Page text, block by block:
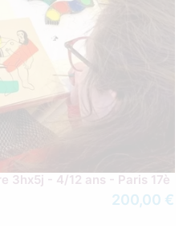
3hx5j - 4/12 ans - Paris 17è
200,00 €